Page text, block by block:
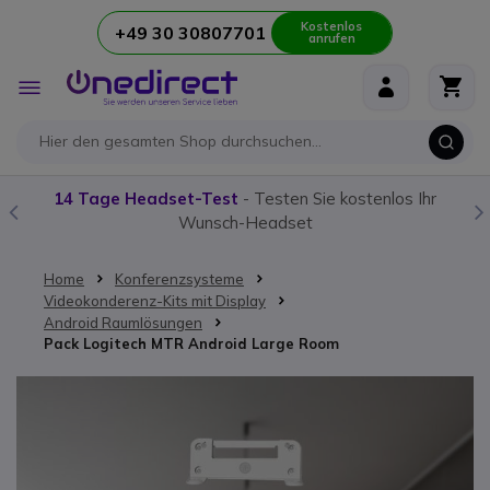
Zum Inhalt springen+49 30 30807701 Kostenlos
anrufen
Navigation
umschalten
14 Tage Headset-Test - Testen Sie kostenlos Ihr
Wunsch-Headset
Home
Konferenzsysteme
Videokonderenz-Kits mit Display
Android Raumlösungen
Pack Logitech MTR Android Large Room